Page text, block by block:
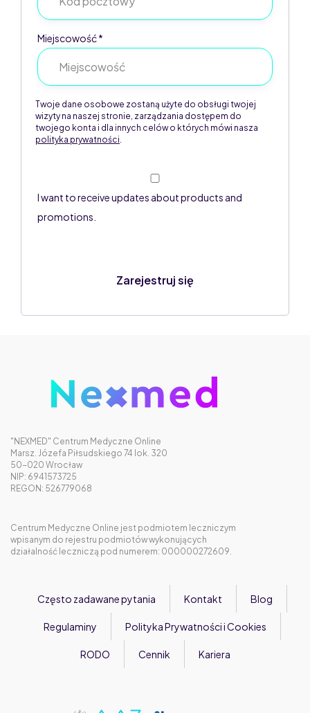
Miejscowość *
Twoje dane osobowe zostaną użyte do obsługi twojej
wizyty na naszej stronie, zarządzania dostępem do
twojego konta i dla innych celów o których mówi nasza
polityka prywatności
I want to receive updates about products and
promotions.
Zarejestruj się
"NEXMED" Centrum Medyczne Online
Marsz. Józefa Piłsudskiego 74 lok. 320
50-020 Wrocław
NIP: 6941573725
REGON: 526779068
Centrum Medyczne Online jest podmiotem leczniczym
wpisanym do rejestru podmiotów wykonujących
działalność leczniczą pod numerem: 000000272609.
Często zadawane pytania Kontakt Blog
Regulaminy Polityka Prywatności i Cookies
RODO Cennik Kariera